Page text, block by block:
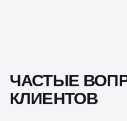
ЧАСТЫЕ
КЛИЕНТОВ